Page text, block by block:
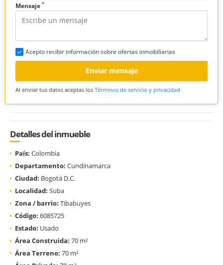
Mensaje *
Acepto recibir información sobre ofertas inmobiliarias
Enviar mensaje
Al enviar tus datos aceptas los Términos de servicio y privacidad
Detalles del inmueble
País: Colombia
Departamento: Cundinamarca
Ciudad: Bogotá D.C.
Localidad: Suba
Zona / barrio: Tibabuyes
Código: 6085725
Estado: Usado
Área Construida: 70 m²
Área Terreno: 70 m²